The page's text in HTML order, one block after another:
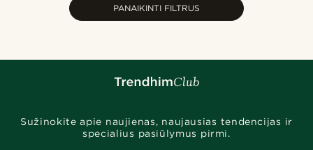
Brangiausia
PANAIKINTI FILTRUS
Sužinokite apie naujienas, naujausias tendencijas ir
specialius pasiūlymus pirmi.